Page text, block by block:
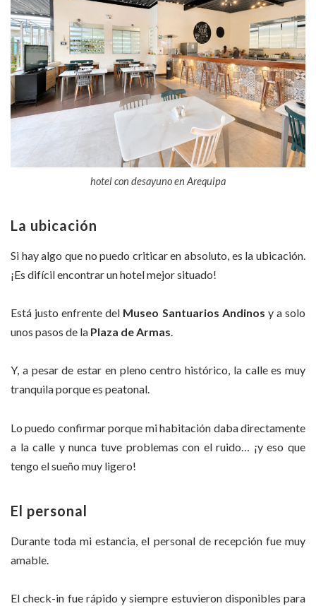
hotel con desayuno en Arequipa
La ubicación
Si hay algo que no puedo criticar en absoluto, es la ubicación.
¡Es difícil encontrar un hotel mejor situado!
Está justo enfrente del Museo Santuarios Andinos y a solo
unos pasos de la Plaza de Armas.
Y, a pesar de estar en pleno centro histórico, la calle es muy
tranquila porque es peatonal.
Lo puedo confirmar porque mi habitación daba directamente
a la calle y nunca tuve problemas con el ruido… ¡y eso que
tengo el sueño muy ligero!
El personal
Durante toda mi estancia, el personal de recepción fue muy
amable.
El check-in fue rápido y siempre estuvieron disponibles para